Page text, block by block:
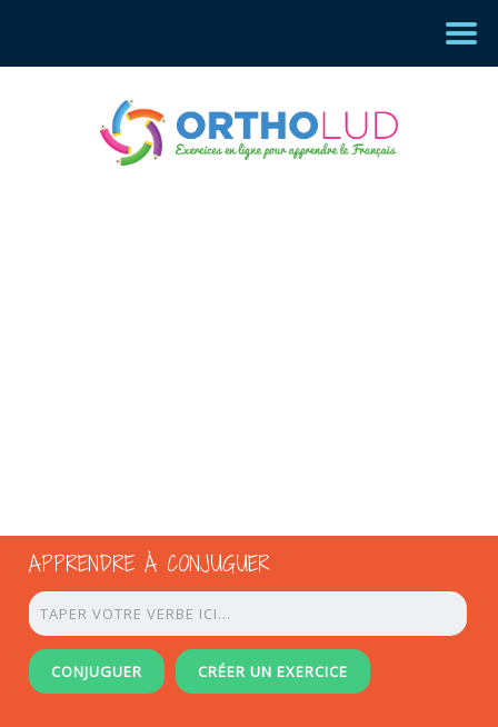
APPRENDRE À CONJUGUER
CONJUGUER CRÉER UN EXERCICE